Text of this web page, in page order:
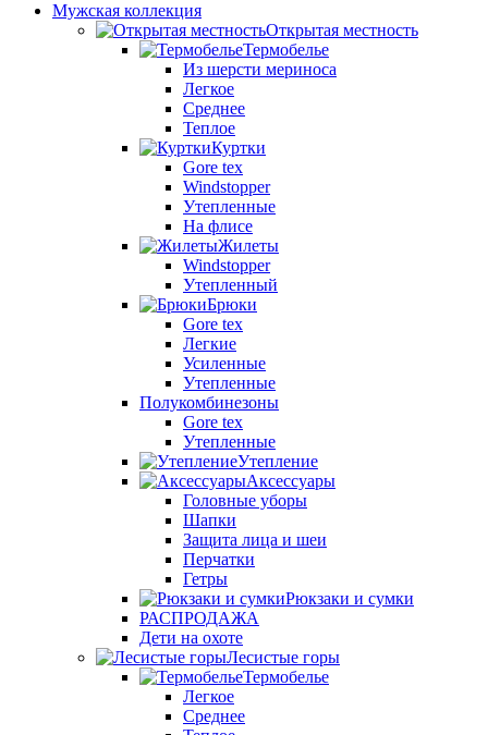
Мужская коллекция
Открытая местность
Термобелье
Из шерсти мериноса
Легкое
Среднее
Теплое
Куртки
Gore tex
Windstopper
Утепленные
На флисе
Жилеты
Windstopper
Утепленный
Брюки
Gore tex
Легкие
Усиленные
Утепленные
Полукомбинезоны
Gore tex
Утепленные
Утепление
Аксессуары
Головные уборы
Шапки
Защита лица и шеи
Перчатки
Гетры
Рюкзаки и сумки
РАСПРОДАЖА
Дети на охоте
Лесистые горы
Термобелье
Легкое
Среднее